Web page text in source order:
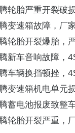
轮胎严重开裂破
变速箱故障，厂
轮胎开裂爆胎，
新车音响故障，
车辆换挡顿挫，
变速箱机电单元
蓄电池报废致整
绝免费更换配件
轮胎开裂严重，